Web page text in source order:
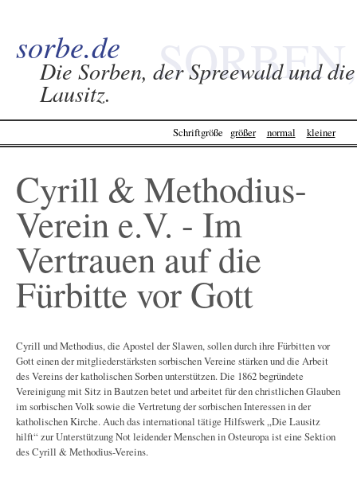
SORBEN,
SPREEWALD &
LAUSITZ -
SORBE.DE
sorbe.de
Die Sorben, der Spreewald und die
Lausitz.
Schriftgröße größer normal kleiner
Cyrill & Methodius-
Verein e.V. - Im
Vertrauen auf die
Fürbitte vor Gott
Cyrill und Methodius, die Apostel der Slawen, sollen durch ihre Fürbitten vor
Gott einen der mitgliederstärksten sorbischen Vereine stärken und die Arbeit
des Vereins der katholischen Sorben unterstützen. Die 1862 begründete
Vereinigung mit Sitz in Bautzen betet und arbeitet für den christlichen Glauben
im sorbischen Volk sowie die Vertretung der sorbischen Interessen in der
katholischen Kirche. Auch das international tätige Hilfswerk „Die Lausitz
hilft“ zur Unterstützung Not leidender Menschen in Osteuropa ist eine Sektion
des Cyrill & Methodius-Vereins.